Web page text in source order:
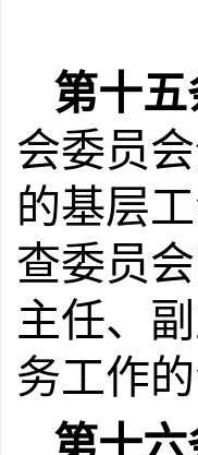
第十
会委员
的基层
查委员
主任、
务工作的